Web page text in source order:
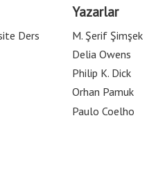
Ders
Yazarlar
M. Şerif Şimşek
Delia Owens
Philip K. Dick
Orhan Pamuk
Paulo Coelho